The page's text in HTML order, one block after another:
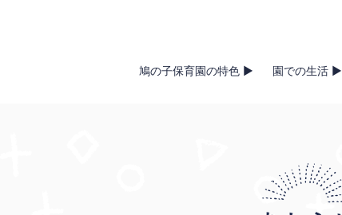
鳩の子保育園の特色 ▶ 園での生活 ▶